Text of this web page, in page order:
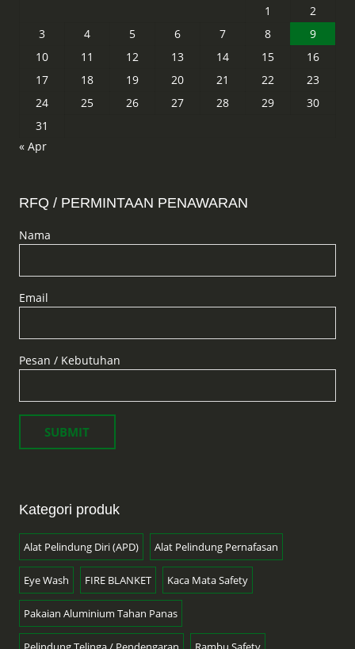
1
2
3
4 5 6 7 8
9
10
11 12 13 14 15
16
17
18 19 20 21 22
23
24
25 26 27 28 29
30
31
« Apr
RFQ / PERMINTAAN PENAWARAN
Nama
Email
Pesan / Kebutuhan
Kategori produk
Alat Pelindung Diri (APD) Alat Pelindung Pernafasan
Eye Wash FIRE BLANKET Kaca Mata Safety
Pakaian Aluminium Tahan Panas